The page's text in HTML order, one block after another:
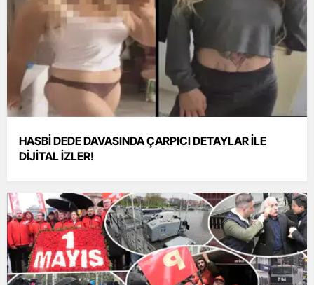
HASBİ DEDE DAVASINDA ÇARPICI DETAYLAR İLE
DİJİTAL İZLER!